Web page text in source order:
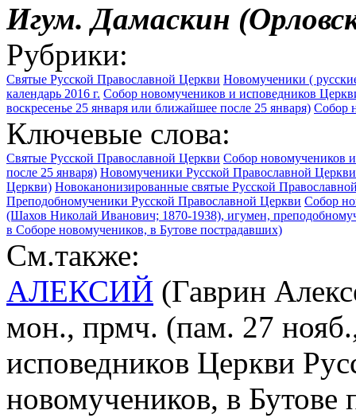
Игум. Дамаскин
Рубрики:
Святые Русской Православной Церкви Новомученики (
календарь 2016 г. Собор новомучеников и исповедников
воскресенье 25 января или ближайшее после 25 января) Собор
Ключевые слова:
Святые Русской Православной Церкви Собор новомучеников
после 25 января) Новомученики Русской Православной
Церкви) Новоканонизированные святые Русской
Преподобномученики Русской Православной Церкви Собор
(Шахов Николай Иванович; 1870-1938), игумен,
в Соборе новомучеников, в Бутове пострадавших)
См.также:
АЛЕКСИЙ (Гаврин
мон., прмч. (пам. 27
исповедников Церкви
новомучеников, в Бутове